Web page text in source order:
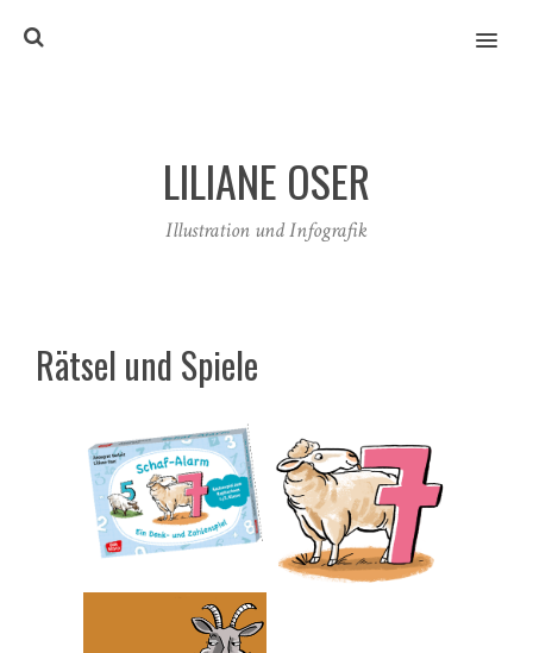
MENU
LILIANE OSER
Illustration und Infografik
Rätsel und Spiele